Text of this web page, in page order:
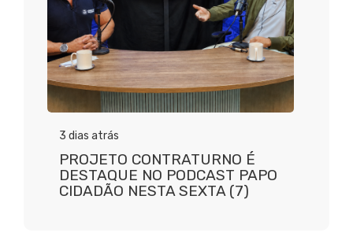
3 dias atrás
PROJETO CONTRATURNO É
DESTAQUE NO PODCAST PAPO
CIDADÃO NESTA SEXTA (7)